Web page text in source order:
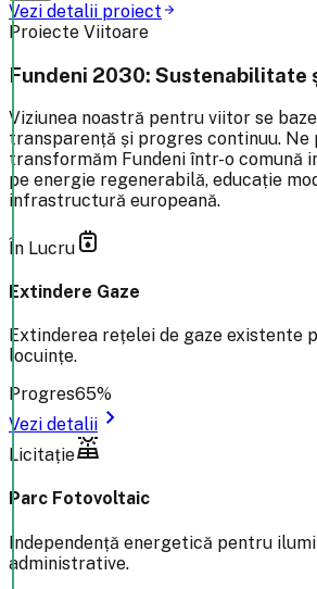
Vezi detalii proiectarrow_forward
Proiecte Viitoare
Fundeni 2030: Sustenabilitate
Viziunea noastră pentru viitor se
transparență și progres continuu. Ne
transformăm Fundeni într-o comună
pe energie regenerabilă, educație
infrastructură europeană.
În Lucru gas_meter
Extindere Gaze
Extinderea rețelei de gaze existente
locuințe.
Progres65%
Vezi detalii chevron_right
Licitațiesolar_power
Parc Fotovoltaic
Independență energetică pentru
administrative.